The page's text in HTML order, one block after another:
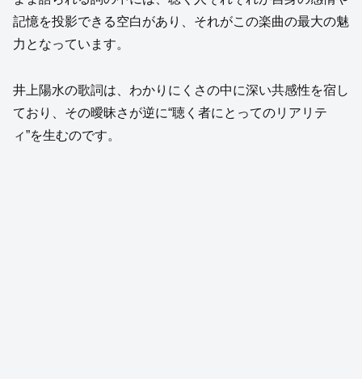
記憶を投影できる空白があり、それがこの楽曲の最大の魅
力となっています。
井上陽水の歌詞は、わかりにくさの中に深い共感性を宿し
ており、その曖昧さが逆に“聴く者にとってのリアリテ
ィ”を生むのです。